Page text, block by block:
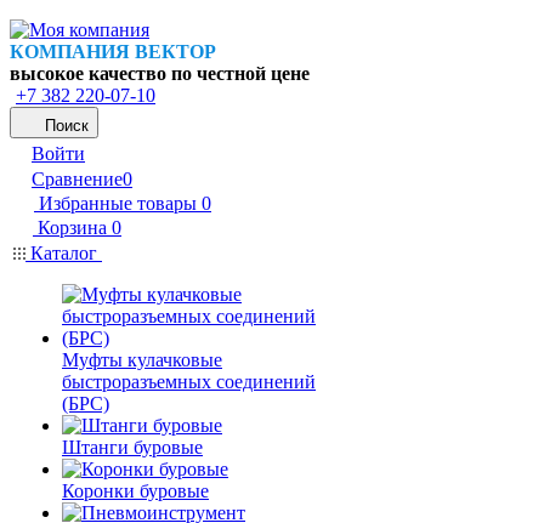
КОМПАНИЯ ВЕКТОР
высокое качество по честной цене
+7 382 220-07-10
Поиск
Войти
Сравнение0
Избранные товары 0
Корзина 0
Каталог
Муфты кулачковые
быстроразъемных соединений
(БРС)
Штанги буровые
Коронки буровые